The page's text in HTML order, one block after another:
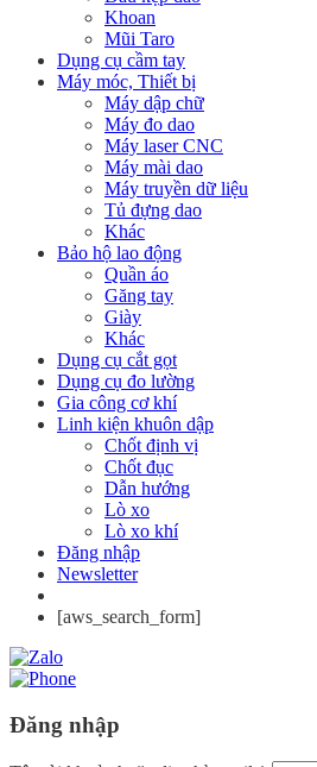
Khoan
Mũi Taro
Dụng cụ cầm tay
Máy móc, Thiết bị
Máy dập chữ
Máy đo dao
Máy laser CNC
Máy mài dao
Máy truyền dữ liệu
Tủ đựng dao
Khác
Bảo hộ lao động
Quần áo
Găng tay
Giày
Khác
Dụng cụ cắt gọt
Dụng cụ đo lường
Gia công cơ khí
Linh kiện khuôn dập
Chốt định vị
Chốt đục
Dẫn hướng
Lò xo
Lò xo khí
Đăng nhập
Newsletter
[aws_search_form]
Đăng nhập